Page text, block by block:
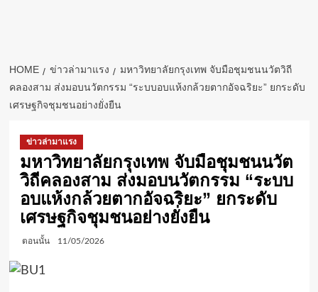
HOME ข่าวล่ามาแรง
มหาวิทยาลัยกรุงเทพ จับมือชุมชนนวัตวิถี
คลองสาม ส่งมอบนวัตกรรม “ระบบอบแห้งกล้วยตากอัจฉริยะ” ยกระดับ
เศรษฐกิจชุมชนอย่างยั่งยืน
ข่าวล่ามาแรง
มหาวิทยาลัยกรุงเทพ จับมือชุมชนนวัต
วิถีคลองสาม ส่งมอบนวัตกรรม “ระบบ
อบแห้งกล้วยตากอัจฉริยะ” ยกระดับ
เศรษฐกิจชุมชนอย่างยั่งยืน
ตอนนั้น 11/05/2026